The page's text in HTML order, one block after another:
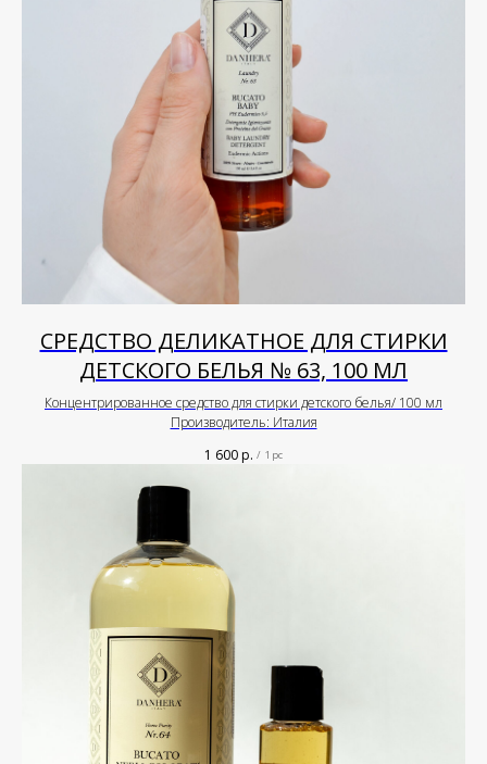
СРЕДСТВО ДЕЛИКАТНОЕ ДЛЯ СТИРКИ
ДЕТСКОГО БЕЛЬЯ № 63, 100 МЛ
Концентрированное средство для стирки детского белья/ 100 мл
Производитель: Италия
1 600р. / 1 pc